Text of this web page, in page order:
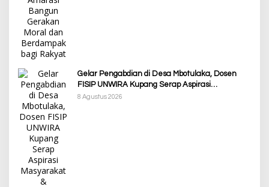
Gelar Pengabdian di Desa Mbotulaka, Dosen
FISIP UNWIRA Kupang Serap Aspirasi
Masyarakat & Penguatan Kapasitas Karang
8 Agustus 2026